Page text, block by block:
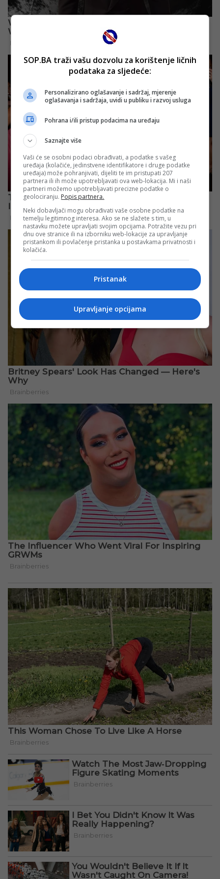
SOP.BA traži vašu dozvolu za korištenje ličnih
podataka za sljedeće:
Personalizirano oglašavanje i sadržaj, mjerenje
oglašavanja i sadržaja, uvidi u publiku i razvoj usluga
Pohrana i/ili pristup podacima na uređaju
Saznajte više
Vaši će se osobni podaci obrađivati, a podatke s vašeg
uređaja (kolačiće, jedinstvene identifikatore i druge podatke
uređaja) može pohranjivati, dijeliti te im pristupati 207
partnera ili ih može upotrebljavati ova web-lokacija. Mi i naši
partneri možemo upotrebljavati precizne podatke o
geolociranju. Popis partnera.
Neki dobavljači mogu obrađivati vaše osobne podatke na
temelju legitimnog interesa. Ako se ne slažete s tim, u
nastavku možete upravljati svojim opcijama. Potražite vezu pri
dnu ove stranice ili na izborniku web-lokacije za upravljanje
pristankom ili povlačenje pristanka u postavkama privatnosti i
kolačića.
Pristanak
Upravljanje opcijama